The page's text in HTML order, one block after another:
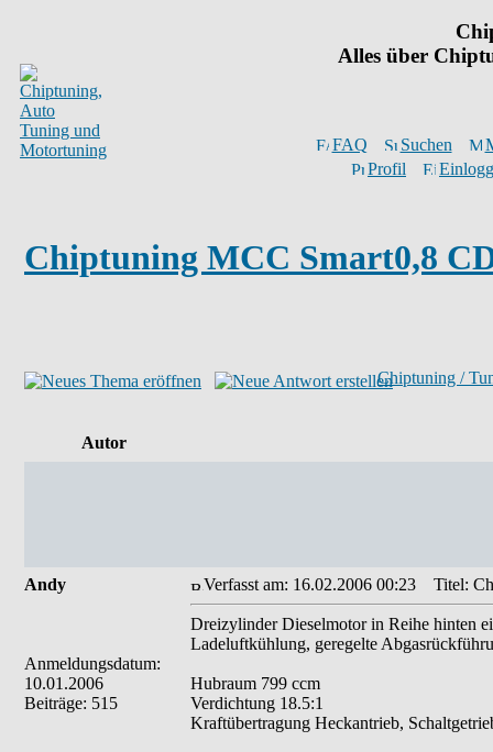
Alles über
FAQ Suchen
Profil
Chiptuning MCC Smart0,8
Chiptuning /
Autor
Andy
Anmeldungsdatum:
10.01.2006
Beiträge: 515
Verfasst am: 16.02.2006 00:23 Titel:
Dreizylinder Dieselmotor in Reihe hinten
Ladeluftkühlung, geregelte
Hubraum 799 ccm
Verdichtung 18.5:1
Kraftübertragung Heckantrieb,